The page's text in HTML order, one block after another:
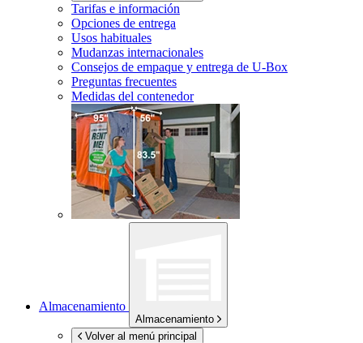
Tarifas e información
Opciones de entrega
Usos habituales
Mudanzas internacionales
Consejos de empaque y entrega de U-Box
Preguntas frecuentes
Medidas del contenedor
Almacenamiento
Almacenamiento
Volver al menú principal